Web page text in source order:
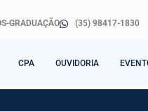
GRADUAÇÃO (35) 98417-1830
CPA OUVIDORIA